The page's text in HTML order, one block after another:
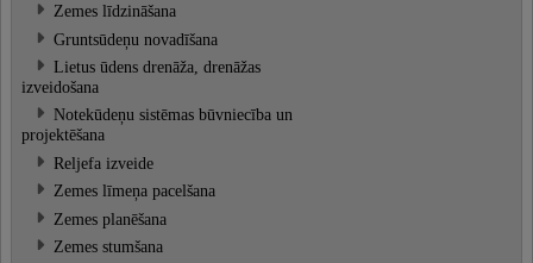
Zemes līdzināšana
Gruntsūdeņu novadīšana
Lietus ūdens drenāža, drenāžas
izveidošana
Notekūdeņu sistēmas būvniecība un
projektēšana
Reljefa izveide
Zemes līmeņa pacelšana
Zemes planēšana
Zemes stumšana